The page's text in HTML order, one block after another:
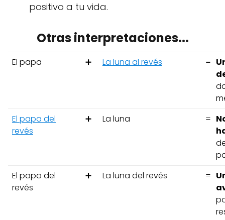
positivo a tu vida.
Otras interpretaciones...
El papa ➕ La luna al revés =
El papa del
revés
➕ La luna =
El papa del
revés
➕ La luna del revés =